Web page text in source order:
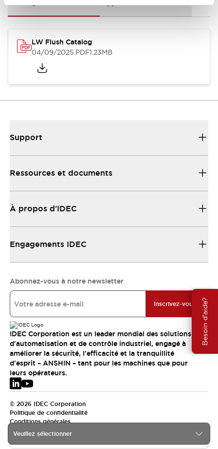
Besoin d'aide?
LW Flush Catalog
04/09/2025.PDF1.23MB
Veuillez sélectionner
Support
Ressources et documents
À propos d’IDEC
Engagements IDEC
Abonnez-vous à notre newsletter
Inscrivez-vous
IDEC Corporation est un leader mondial des solutions
d'automatisation et de contrôle industriel, engagé à
améliorer la sécurité, l'efficacité et la tranquillité
d'esprit – ANSHIN – tant pour les machines que pour
leurs opérateurs.
© 2026 IDEC Corporation
Politique de confidentialité
Conditions générales
EMEA